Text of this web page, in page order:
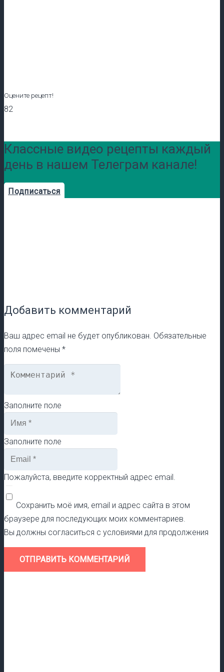
Оцените рецепт!
82
Классные видео рецепты каждый
день в нашем Телеграм канале!
Подписаться
Добавить комментарий
Ваш адрес email не будет опубликован. Обязательные
поля помечены *
Заполните поле
Заполните поле
Пожалуйста, введите корректный адрес email.
Сохранить моё имя, email и адрес сайта в этом
браузере для последующих моих комментариев.
Вы должны согласиться с условиями для продолжения
ОТПРАВИТЬ КОММЕНТАРИЙ